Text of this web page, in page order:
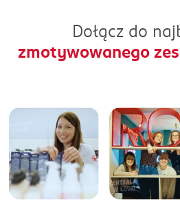
Dołącz do
zmotywowanego